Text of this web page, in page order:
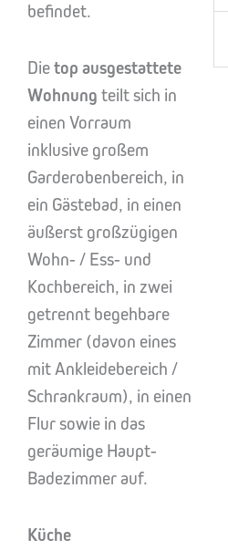
befindet.
Dietop ausgestattete
Wohnung teilt sich in
einen Vorraum
inklusive großem
Garderobenbereich, in
ein Gästebad, in einen
äußerst großzügigen
Wohn- / Ess- und
Kochbereich, in zwei
getrennt begehbare
Zimmer (davon eines
mit Ankleidebereich /
Schrankraum), in einen
Flur sowie in das
geräumige Haupt-
Badezimmer auf.
Küche